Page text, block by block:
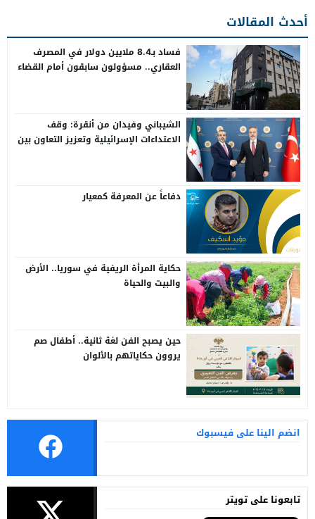
أحدث المقالات
فساد بـ8.4 ملايين دولار في المصرف
العقاري.. مسؤولون سابقون أمام القضاء
الشيباني وفيدان من أنقرة: وقف
الاعتداءات الإسرائيلية وتعزيز التعاون بين
دفاعاً عن المعرفة كمعيار
حكاية المرأة الريفية في سوريا.. الأرض
والبيت والحياة
حين يصبح الفن لغة ثانية.. أطفال صم
يروون حكاياتهم بالألوان
انضم الينا على فيسبوك
تابعونا على تويتر